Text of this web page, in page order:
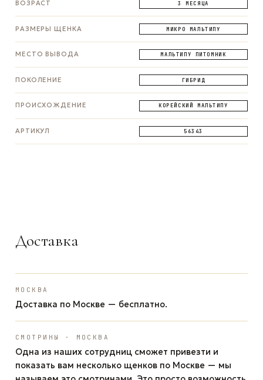
ВОЗРАСТ 3 МЕСЯЦА
РАЗМЕРЫ ЩЕНКА МИКРО МАЛЬТИПУ
МЕСТО ВЫВОДА МАЛЬТИПУ ПИТОМНИК
ПОКОЛЕНИЕ ГИБРИД
ПРОИСХОЖДЕНИЕ КОРЕЙСКИЙ МАЛЬТИПУ
АРТИКУЛ 56343
Доставка
МОСКВА
Доставка по Москве — бесплатно.
СМОТРИНЫ · МОСКВА
Одна из наших сотрудниц сможет привезти и
показать вам несколько щенков по Москве — мы